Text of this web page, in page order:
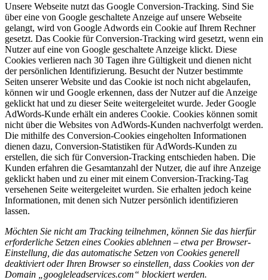
Unsere Webseite nutzt das Google Conversion-Tracking. Sind Sie
über eine von Google geschaltete Anzeige auf unsere Webseite
gelangt, wird von Google Adwords ein Cookie auf Ihrem Rechner
gesetzt. Das Cookie für Conversion-Tracking wird gesetzt, wenn ein
Nutzer auf eine von Google geschaltete Anzeige klickt. Diese
Cookies verlieren nach 30 Tagen ihre Gültigkeit und dienen nicht
der persönlichen Identifizierung. Besucht der Nutzer bestimmte
Seiten unserer Website und das Cookie ist noch nicht abgelaufen,
können wir und Google erkennen, dass der Nutzer auf die Anzeige
geklickt hat und zu dieser Seite weitergeleitet wurde. Jeder Google
AdWords-Kunde erhält ein anderes Cookie. Cookies können somit
nicht über die Websites von AdWords-Kunden nachverfolgt werden.
Die mithilfe des Conversion-Cookies eingeholten Informationen
dienen dazu, Conversion-Statistiken für AdWords-Kunden zu
erstellen, die sich für Conversion-Tracking entschieden haben. Die
Kunden erfahren die Gesamtanzahl der Nutzer, die auf ihre Anzeige
geklickt haben und zu einer mit einem Conversion-Tracking-Tag
versehenen Seite weitergeleitet wurden. Sie erhalten jedoch keine
Informationen, mit denen sich Nutzer persönlich identifizieren
lassen.
Möchten Sie nicht am Tracking teilnehmen, können Sie das hierfür
erforderliche Setzen eines Cookies ablehnen – etwa per Browser-
Einstellung, die das automatische Setzen von Cookies generell
deaktiviert oder Ihren Browser so einstellen, dass Cookies von der
Domain „googleleadservices.com“ blockiert werden.